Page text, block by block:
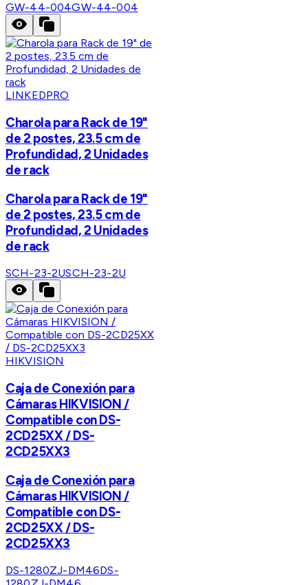
GW-44-004GW-44-004
LINKEDPRO
Charola para Rack de 19"
de 2 postes, 23.5 cm de
Profundidad, 2 Unidades
de rack
Charola para Rack de 19"
de 2 postes, 23.5 cm de
Profundidad, 2 Unidades
de rack
SCH-23-2USCH-23-2U
HIKVISION
Caja de Conexión para
Cámaras HIKVISION /
Compatible con DS-
2CD25XX / DS-
2CD25XX3
Caja de Conexión para
Cámaras HIKVISION /
Compatible con DS-
2CD25XX / DS-
2CD25XX3
DS-1280ZJ-DM46DS-